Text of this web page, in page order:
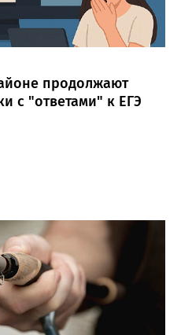
продолжают
с "ответами" к ЕГЭ